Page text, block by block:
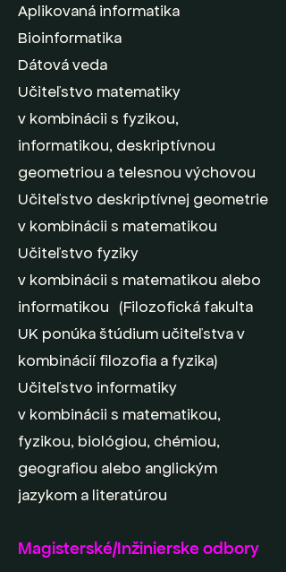
Aplikovaná informatika
Bioinformatika
Dátová veda
Učiteľstvo matematiky
v kombinácii s fyzikou,
informatikou, deskriptívnou
geometriou a telesnou výchovou
Učiteľstvo deskriptívnej geometrie
v kombinácii s matematikou
Učiteľstvo fyziky
v kombinácii s matematikou alebo
informatikou (Filozofická fakulta
UK ponúka štúdium učiteľstva v
kombinácií filozofia a fyzika)
Učiteľstvo informatiky
v kombinácii s matematikou,
fyzikou, biológiou, chémiou,
geografiou alebo anglickým
jazykom a literatúrou
Magisterské/Inžinierske odbory